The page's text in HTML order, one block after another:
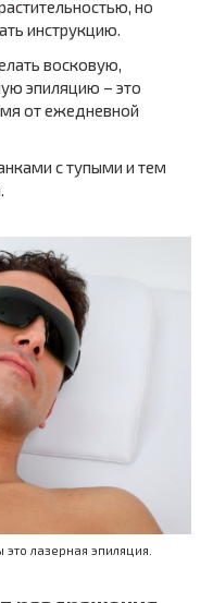
но
инструкцию.
восковую,
эпиляцию – это
от ежедневной
с тупыми и тем
лазерная эпиляция.